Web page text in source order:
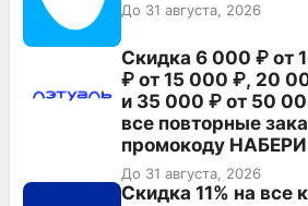
До 31 августа, 2026
Скидка 6 000 ₽ от
₽ от 15 000 ₽, 20
и 35 000 ₽ от 50
все повторные
промокоду НАБЕРИ
До 31 августа, 2026
Скидка 11% на все